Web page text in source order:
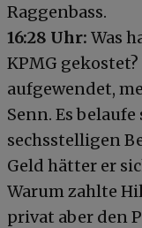
Raggenbass.
16:28 Uhr: Was
KPMG
aufgewendet,
Senn. Es
sechsstelligen
Geld hätter er
Warum zahlte
privat aber den